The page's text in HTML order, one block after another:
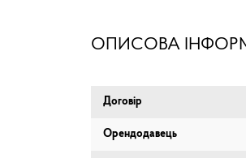
ОПИСОВА
Договір
Орендодавець